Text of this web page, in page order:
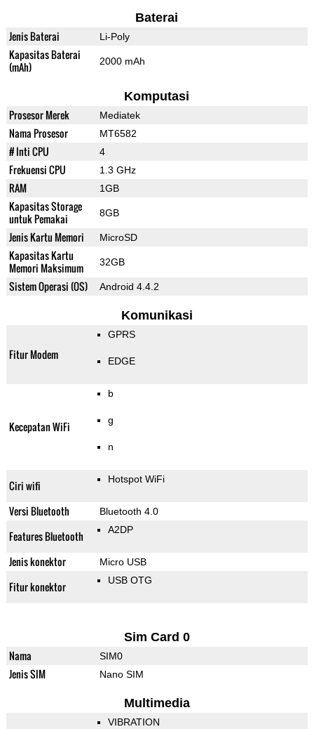
Baterai
Jenis Baterai Li-Poly
Kapasitas Baterai
(mAh)
2000 mAh
Komputasi
Prosesor Merek Mediatek
Nama Prosesor MT6582
# Inti CPU 4
Frekuensi CPU 1.3 GHz
RAM 1GB
Kapasitas Storage
untuk Pemakai
8GB
Jenis Kartu Memori MicroSD
Kapasitas Kartu
Memori Maksimum
32GB
Sistem Operasi (OS) Android 4.4.2
Komunikasi
Fitur Modem
GPRS
EDGE
Kecepatan WiFi
b
g
n
Ciri wifi Hotspot WiFi
Versi Bluetooth Bluetooth 4.0
Features Bluetooth A2DP
Jenis konektor Micro USB
Fitur konektor USB OTG
Sim Card 0
Nama SIM0
Jenis SIM Nano SIM
Multimedia
VIBRATION